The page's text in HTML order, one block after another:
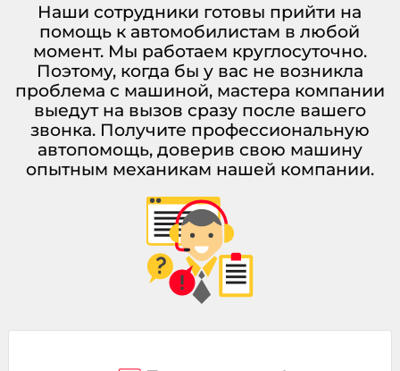
Наши сотрудники готовы прийти на
помощь к автомобилистам в любой
момент. Мы работаем круглосуточно.
Поэтому, когда бы у вас не возникла
проблема с машиной, мастера компании
выедут на вызов сразу после вашего
звонка. Получите профессиональную
автопомощь, доверив свою машину
опытным механикам нашей компании.